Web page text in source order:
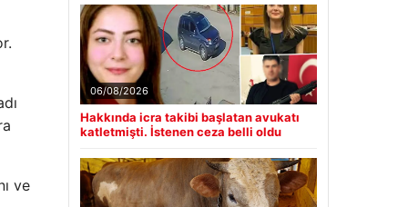
ve
06/08/2026
Hakkında icra takibi başlatan avukatı
katletmişti. İstenen ceza belli oldu